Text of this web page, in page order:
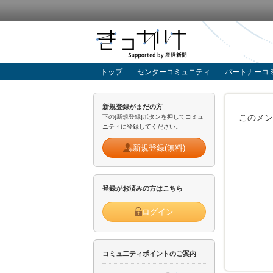
トップ センターコミュニティ パートナーコ
新規登録がまだの方
下の[新規登録]ボタンを押してコミュ
ニティに登録してください。
新規登録(無料)
登録がお済みの方はこちら
ログイン
コミュ二ティポイントのご案内
このメ